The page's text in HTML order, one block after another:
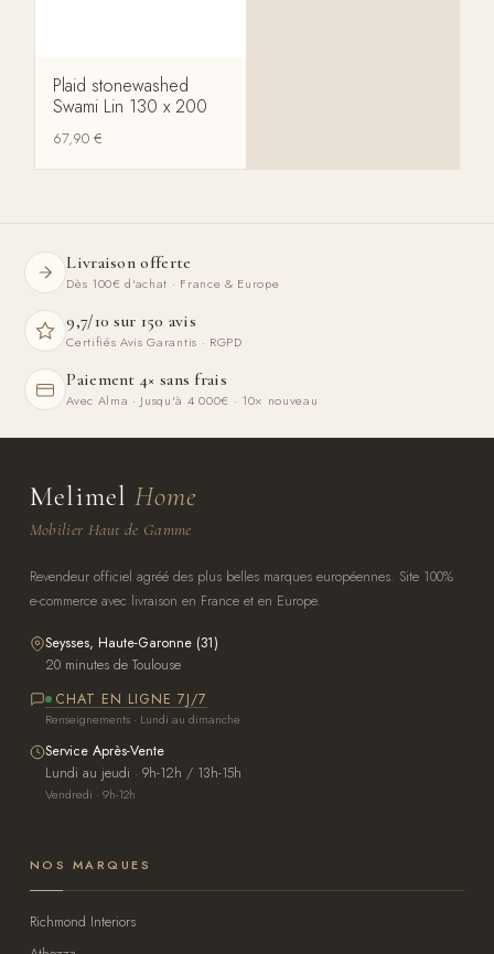
Plaid stonewashed
Swami Lin 130 x 200
67,90€
Livraison offerte
Dès 100€ d'achat · France & Europe
9,7/10 sur 150 avis
Certifiés Avis Garantis · RGPD
Paiement 4× sans frais
Avec Alma · Jusqu'à 4 000€ · 10× nouveau
Melimel Home
Mobilier Haut de Gamme
Revendeur officiel agréé des plus belles marques européennes. Site 100%
e-commerce avec livraison en France et en Europe.
Seysses, Haute-Garonne (31)
20 minutes de Toulouse
CHAT EN LIGNE 7J/7
Renseignements · Lundi au dimanche
Service Après-Vente
Lundi au jeudi · 9h-12h / 13h-15h
Vendredi · 9h-12h
NOS MARQUES
Richmond Interiors